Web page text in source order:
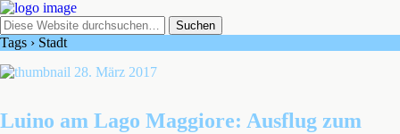
Tags › Stadt
28. März 2017
Luino am Lago Maggiore: Ausflug zum